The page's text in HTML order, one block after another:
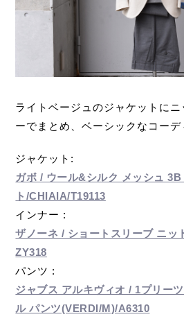
ライトベージュのジャケットに
ーでまとめ、ベーシックなコーデ
ジャケット:
ガボ / ウール&シルク メッシュ 3B
ト/CHIAIA/T19113
インナー :
ザノーネ / ショートスリーブ ニッ
ZY318
パンツ :
ジャブス アルキヴィオ / 1プリー
ル パンツ(VERDI/M)/A6310